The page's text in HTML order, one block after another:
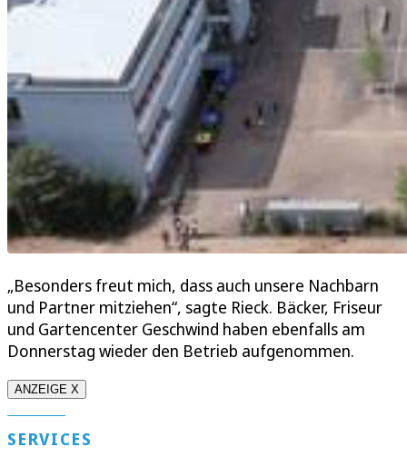
„Besonders freut mich, dass auch unsere Nachbarn
und Partner mitziehen“, sagte Rieck. Bäcker, Friseur
und Gartencenter Geschwind haben ebenfalls am
Donnerstag wieder den Betrieb aufgenommen.
ANZEIGE X
SERVICES